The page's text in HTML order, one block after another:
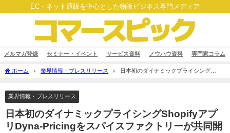
EC・ネット通販を中心とした物販ビジネス専門メディア
メルマガ登録 セミナー・イベント サービス資料 ノウハウ資料 専門家コラム
ホーム 業界情報・プレスリリース
日本初のダイナミックプライシング
業界情報・プレスリリース
日本初のダイナミックプライシングShopifyアプ
リDyna-Pricingをスパイスファクトリーが共同開